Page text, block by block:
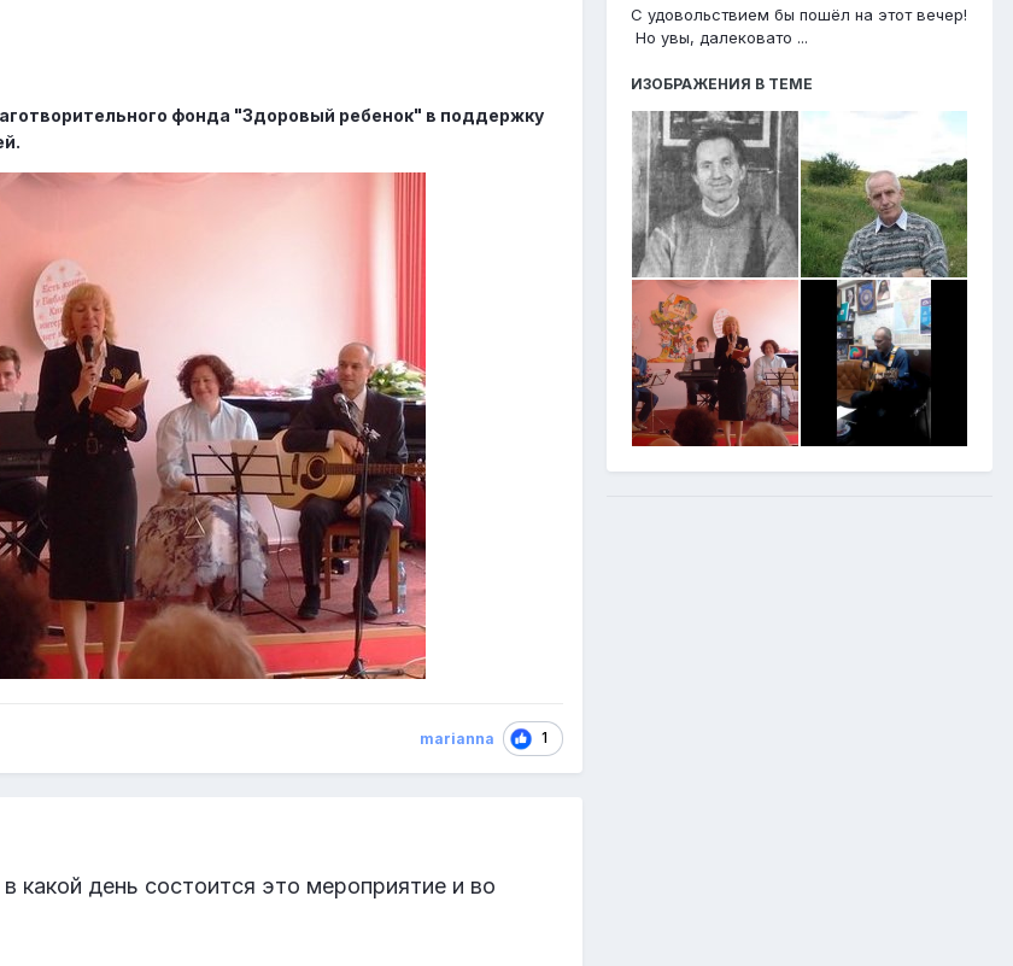
фонда "Здоровый ребенок" в поддержку
marianna 1
какой день состоится это мероприятие и во
С удовольствием бы пошёл на этот вечер!
Но увы, далековато ...
ИЗОБРАЖЕНИЯ В ТЕМЕ